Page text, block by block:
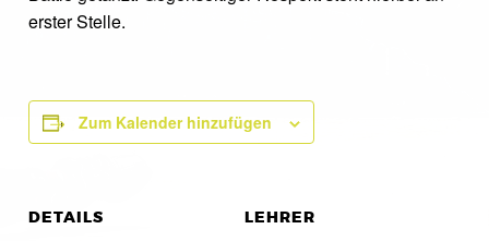
erster Stelle.
Zum Kalender hinzufügen
DETAILS LEHRER